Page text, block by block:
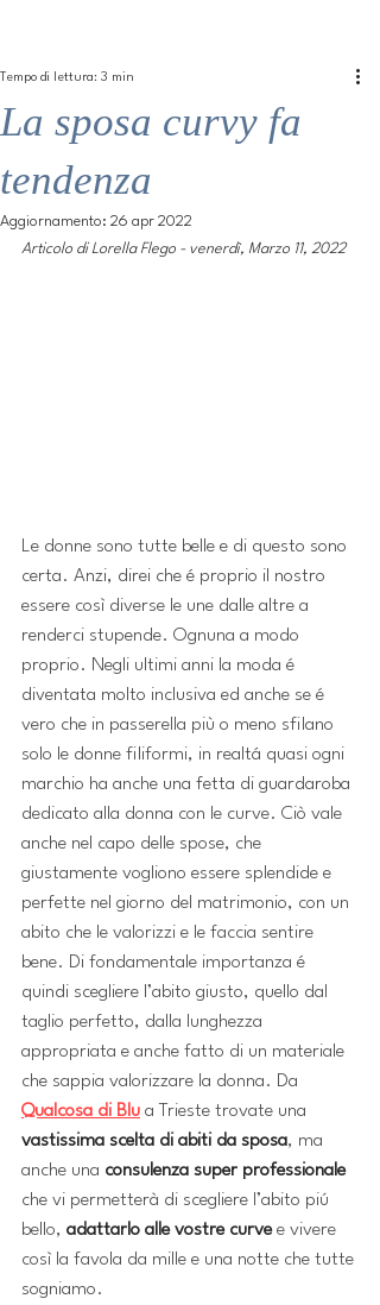
La sposa curvy fa
tendenza
Tempo di lettura: 3 min
Aggiornamento: 26 apr 2022
Articolo di Lorella Flego - venerdì, Marzo 11, 2022
Le donne sono tutte belle e di questo sono
certa. Anzi, direi che é proprio il nostro
essere così diverse le une dalle altre a
renderci stupende. Ognuna a modo
proprio. Negli ultimi anni la moda é
diventata molto inclusiva ed anche se é
vero che in passerella più o meno sfilano
solo le donne filiformi, in realtá quasi ogni
marchio ha anche una fetta di guardaroba
dedicato alla donna con le curve. Ciò vale
anche nel capo delle spose, che
giustamente vogliono essere splendide e
perfette nel giorno del matrimonio, con un
abito che le valorizzi e le faccia sentire
bene. Di fondamentale importanza é
quindi scegliere l’abito giusto, quello dal
taglio perfetto, dalla lunghezza
appropriata e anche fatto di un materiale
che sappia valorizzare la donna. Da
Qualcosa di Blu a Trieste trovate una
vastissima scelta di abiti da sposa, ma
anche una consulenza super professionale
che vi permetterà di scegliere l’abito piú
bello, adattarlo alle vostre curve e vivere
così la favola da mille e una notte che tutte
sogniamo.